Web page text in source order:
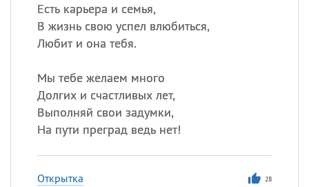
Есть карьера и семья,
В жизнь свою успел влюбиться,
Любит и она тебя.
Мы тебе желаем много
Долгих и счастливых лет,
Выполняй свои задумки,
На пути преград ведь нет!
Открытка 28
ИМЕНА
Сегодня празднуют именины
Александр
Анна
Посмотреть значениеи